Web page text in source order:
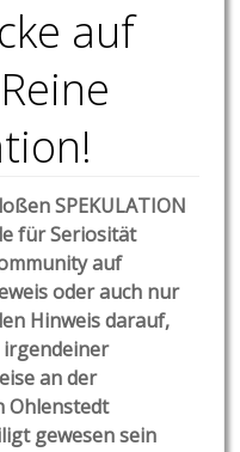
auf
SPEKULATION
für Seriosität
auf
oder auch nur
Hinweis darauf,
irgendeiner
an der
Ohlenstedt
gewesen sein